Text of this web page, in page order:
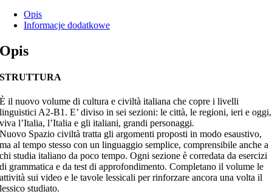
Opis
Informacje dodatkowe
Opis
STRUTTURA
È il nuovo volume di cultura e civiltà italiana che copre i livelli
linguistici A2-B1. E’ diviso in sei sezioni: le città, le regioni, ieri e oggi,
viva l’Italia, l’Italia e gli italiani, grandi personaggi.
Nuovo Spazio civiltà tratta gli argomenti proposti in modo esaustivo,
ma al tempo stesso con un linguaggio semplice, comprensibile anche a
chi studia italiano da poco tempo. Ogni sezione è corredata da esercizi
di grammatica e da test di approfondimento. Completano il volume le
attività sui video e le tavole lessicali per rinforzare ancora una volta il
lessico studiato.